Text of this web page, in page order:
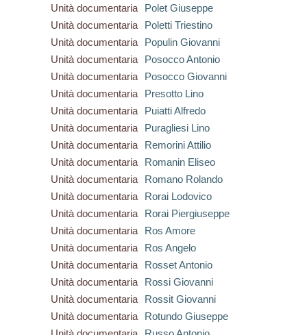
Unità documentaria
Polet Giuseppe
Unità documentaria
Poletti Triestino
Unità documentaria
Populin Giovanni
Unità documentaria
Posocco Antonio
Unità documentaria
Posocco Giovanni
Unità documentaria
Presotto Lino
Unità documentaria
Puiatti Alfredo
Unità documentaria
Puragliesi Lino
Unità documentaria
Remorini Attilio
Unità documentaria
Romanin Eliseo
Unità documentaria
Romano Rolando
Unità documentaria
Rorai Lodovico
Unità documentaria
Rorai Piergiuseppe
Unità documentaria
Ros Amore
Unità documentaria
Ros Angelo
Unità documentaria
Rosset Antonio
Unità documentaria
Rossi Giovanni
Unità documentaria
Rossit Giovanni
Unità documentaria
Rotundo Giuseppe